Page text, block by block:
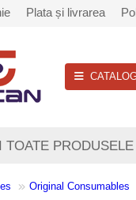
Plata și livrarea
TOATE PRODUSELE
Original Consumables